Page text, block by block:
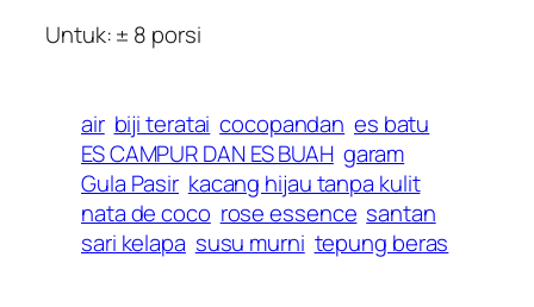
Untuk: ± 8 porsi
air biji teratai cocopandan es batu
ES CAMPUR DAN ES BUAH garam
Gula Pasir kacang hijau tanpa kulit
nata de coco rose essence santan
sari kelapa susu murni tepung beras